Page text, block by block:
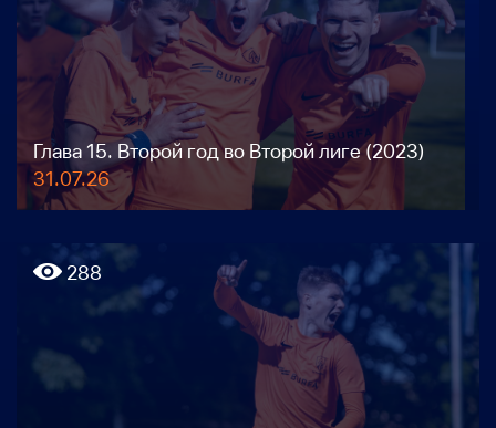
Глава 15. Второй год во Второй лиге (2023)
31.07.26
288